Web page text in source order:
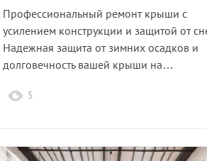
Профессиональный ремонт крыши с
усилением конструкции и защитой от
Надежная защита от зимних осадков и
долговечность вашей крыши на…
5